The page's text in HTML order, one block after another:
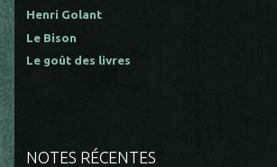
Henri Golant
Le Bison
Le goût des livres
NOTES RÉCENTES